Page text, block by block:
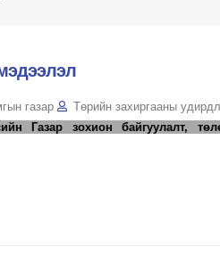
газар Төрийн захиргааны
Газар зохион байгуулалт,